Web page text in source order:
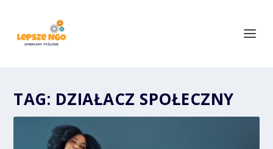
TAG: DZIAŁACZ SPOŁECZNY